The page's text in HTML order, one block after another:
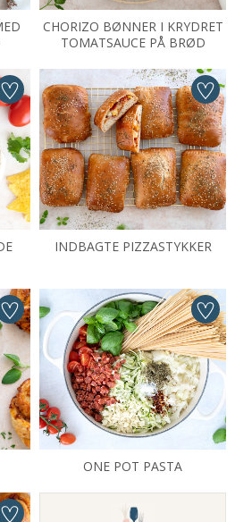
CHORIZO BØNNER I KRYDRET
TOMATSAUCE PÅ BRØD
INDBAGTE PIZZASTYKKER
ONE POT PASTA